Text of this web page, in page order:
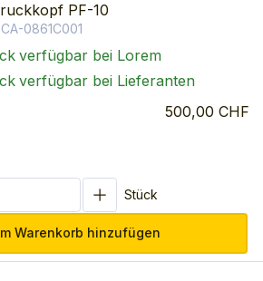
PF-10
CA-0861C001
verfügbar bei Lorem
verfügbar bei Lieferanten
500,00 CHF
Stück
Warenkorb hinzufügen